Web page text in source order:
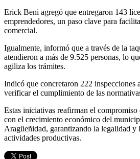
Erick Beni agregó que entregaron 143
emprendedores, un paso clave para
comercial.
Igualmente, informó que a través de la
atendieron a más de 9.525 personas, lo
agiliza los trámites.
Indicó que concretaron 222 inspecciones
verificar el cumplimiento de las
Estas iniciativas reafirman el
con el crecimiento económico del
Aragüeñidad, garantizando la legalidad y
actividades productivas.